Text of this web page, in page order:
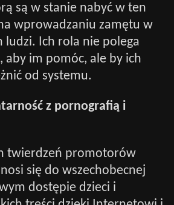
są w stanie nabyć w ten
wprowadzaniu zamętu w
ludzi. Ich rola nie polega
aby im pomóc, ale by ich
od systemu.
z pornografią i
twierdzeń promotorów
się do wszechobecnej
dostępie dzieci i